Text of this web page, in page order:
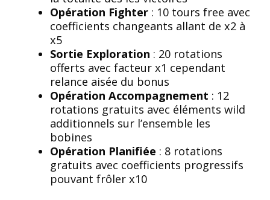
Opération Fighter: 10 tours free avec
coefficients changeants allant de x2 à
x5
Sortie Exploration : 20 rotations
offerts avec facteur x1 cependant
relance aisée du bonus
Opération Accompagnement : 12
rotations gratuits avec éléments wild
additionnels sur l’ensemble les
bobines
Opération Planifiée : 8 rotations
gratuits avec coefficients progressifs
pouvant frôler x10